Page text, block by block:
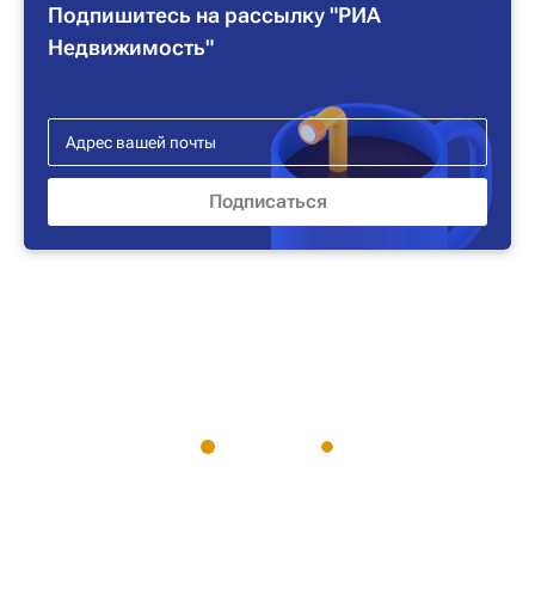
Подпишитесь на рассылку "РИА
Недвижимость"